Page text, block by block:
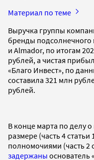
Материал по теме
Выручка группы
бренды подсолнечного
и Almador, по итогам
рублей, а чистая
«Благо Инвест», по
составила 321 млн
рублей.
В конце марта по делу
размере (часть 4
полномочиями (часть 2
задержаны основатель